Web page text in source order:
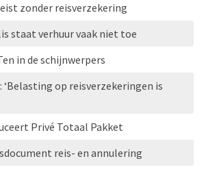
zonder reisverzekering
staat verhuur vaak niet toe
in de schijnwerpers
‘Belasting op reisverzekeringen is
Privé Totaal Pakket
reis- en annulering